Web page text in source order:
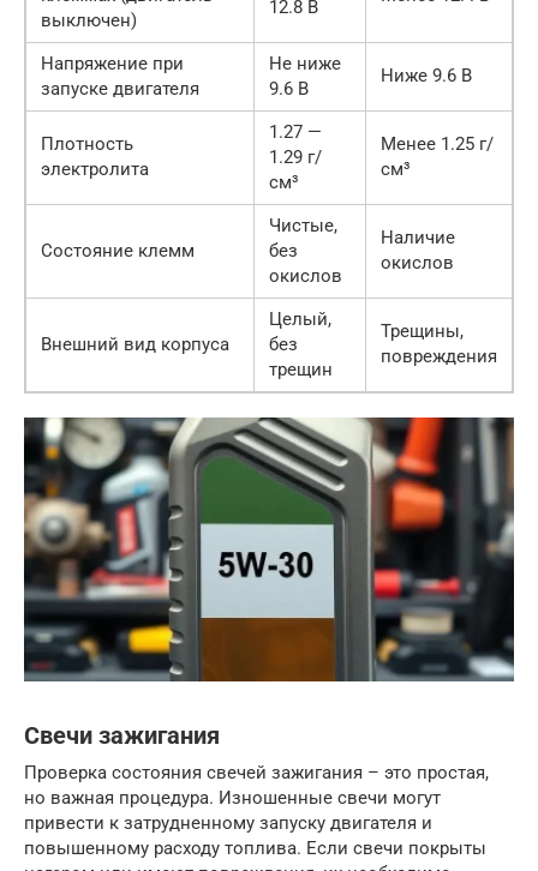
выключен)
12.8 В
Напряжение при
запуске двигателя
Не ниже
9.6 В
Ниже 9.6 В
Плотность
электролита
1.27 —
1.29 г/
см³
Менее 1.25 г/
см³
Состояние клемм
Чистые,
без
окислов
Наличие
окислов
Внешний вид корпуса
Целый,
без
трещин
Трещины,
повреждения
Свечи зажигания
Проверка состояния свечей зажигания – это простая,
но важная процедура. Изношенные свечи могут
привести к затрудненному запуску двигателя и
повышенному расходу топлива. Если свечи покрыты